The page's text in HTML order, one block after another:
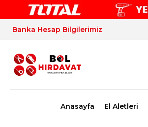
Banka Hesap Bilgilerimiz
Anasayfa El Aletleri